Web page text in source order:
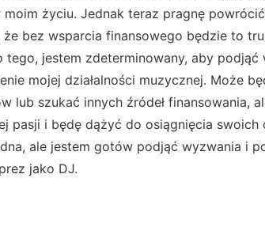
moim życiu. Jednak teraz pragnę
że bez wsparcia finansowego będzie to
tego, jestem zdeterminowany, aby podjąć
mojej działalności muzycznej. Może
lub szukać innych źródeł finansowania,
pasji i będę dążyć do osiągnięcia swoich
ale jestem gotów podjąć wyzwania i
jako DJ.